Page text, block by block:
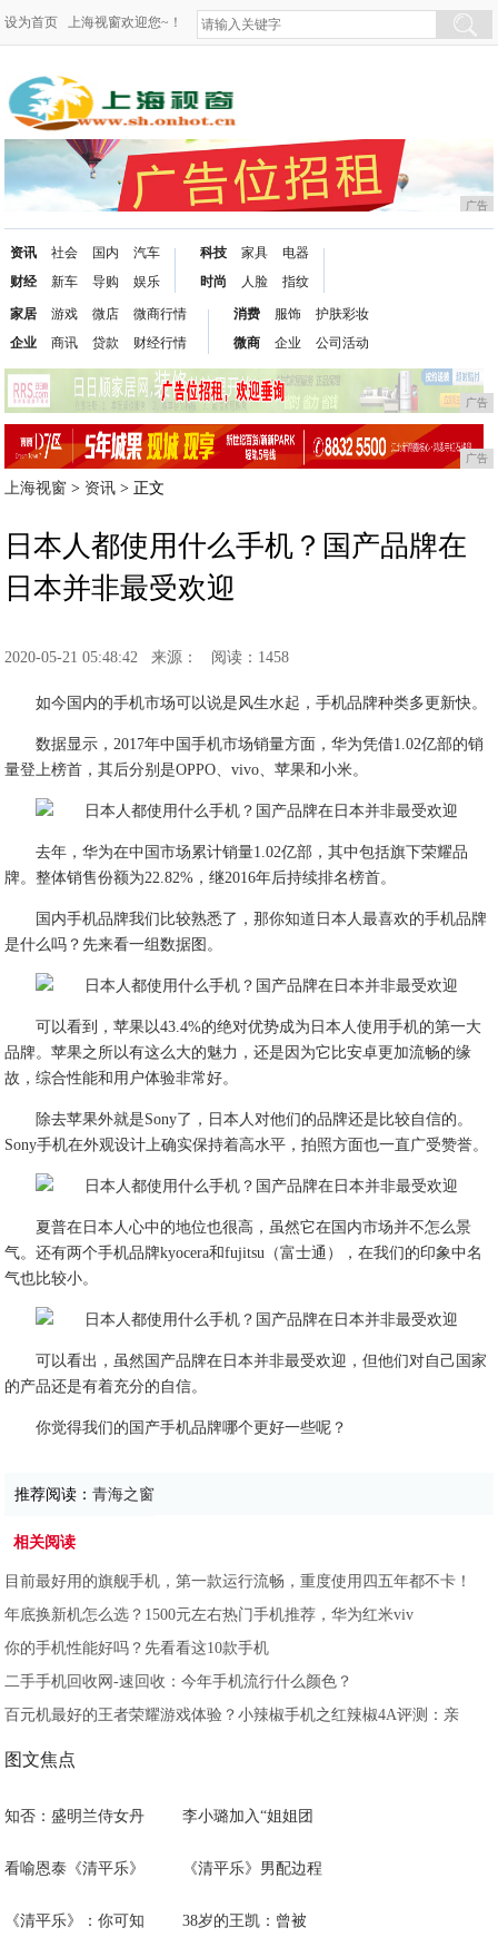
设为首页 上海视窗欢迎您~！
广告
资讯
财经
社会
新车
国内
导购
汽车
娱乐
科技
时尚
家具
人脸
电器
指纹
家居
企业
游戏
商讯
微店
贷款
微商行情
财经行情
消费
微商
服饰
企业
护肤彩妆
公司活动
广告
广告
上海视窗 > 资讯 > 正文
日本人都使用什么手机？国产品牌在
日本并非最受欢迎
2020-05-21 05:48:42 来源： 阅读：1458
如今国内的手机市场可以说是风生水起，手机品牌种类多更新快。
数据显示，2017年中国手机市场销量方面，华为凭借1.02亿部的销
量登上榜首，其后分别是OPPO、vivo、苹果和小米。
去年，华为在中国市场累计销量1.02亿部，其中包括旗下荣耀品
牌。整体销售份额为22.82%，继2016年后持续排名榜首。
国内手机品牌我们比较熟悉了，那你知道日本人最喜欢的手机品牌
是什么吗？先来看一组数据图。
可以看到，苹果以43.4%的绝对优势成为日本人使用手机的第一大
品牌。苹果之所以有这么大的魅力，还是因为它比安卓更加流畅的缘
故，综合性能和用户体验非常好。
除去苹果外就是Sony了，日本人对他们的品牌还是比较自信的。
Sony手机在外观设计上确实保持着高水平，拍照方面也一直广受赞誉。
夏普在日本人心中的地位也很高，虽然它在国内市场并不怎么景
气。还有两个手机品牌kyocera和fujitsu（富士通），在我们的印象中名
气也比较小。
可以看出，虽然国产品牌在日本并非最受欢迎，但他们对自己国家
的产品还是有着充分的自信。
你觉得我们的国产手机品牌哪个更好一些呢？
推荐阅读：青海之窗
相关阅读
目前最好用的旗舰手机，第一款运行流畅，重度使用四五年都不卡！
年底换新机怎么选？1500元左右热门手机推荐，华为红米viv
你的手机性能好吗？先看看这10款手机
二手手机回收网-速回收：今年手机流行什么颜色？
百元机最好的王者荣耀游戏体验？小辣椒手机之红辣椒4A评测：亲
图文焦点
知否：盛明兰侍女丹 李小璐加入“姐姐团
看喻恩泰《清平乐》 《清平乐》男配边程
《清平乐》：你可知 38岁的王凯：曾被